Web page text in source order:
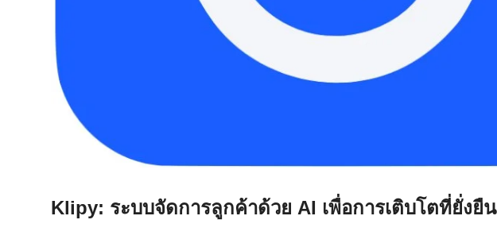
Klipy: ระบบจัดการลูกค้าด้วย AI เพื่อการเติบโตที่ยั่งยืน